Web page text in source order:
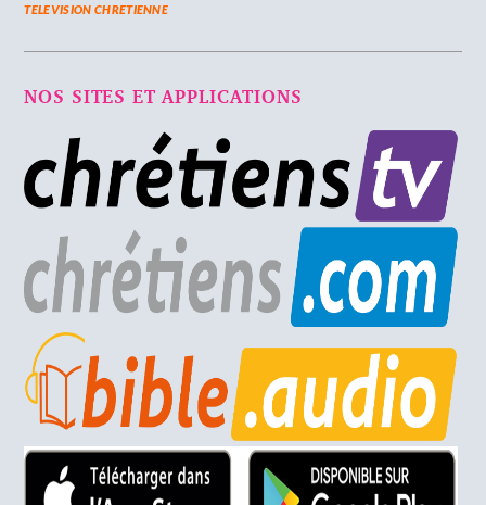
TELEVISION CHRETIENNE
NOS SITES ET APPLICATIONS